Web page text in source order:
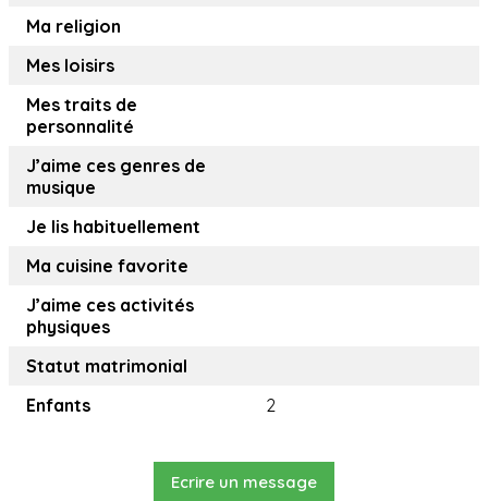
Ma religion
Mes loisirs
Mes traits de
personnalité
J’aime ces genres de
musique
Je lis habituellement
Ma cuisine favorite
J’aime ces activités
physiques
Statut matrimonial
Enfants
2
Ecrire un message